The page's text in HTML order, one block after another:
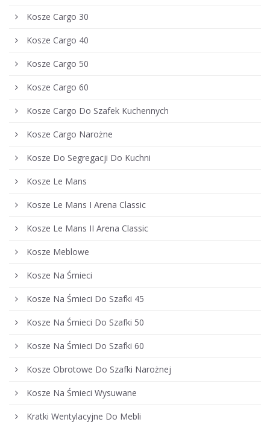
Kosze Cargo 30
Kosze Cargo 40
Kosze Cargo 50
Kosze Cargo 60
Kosze Cargo Do Szafek Kuchennych
Kosze Cargo Narożne
Kosze Do Segregacji Do Kuchni
Kosze Le Mans
Kosze Le Mans I Arena Classic
Kosze Le Mans II Arena Classic
Kosze Meblowe
Kosze Na Śmieci
Kosze Na Śmieci Do Szafki 45
Kosze Na Śmieci Do Szafki 50
Kosze Na Śmieci Do Szafki 60
Kosze Obrotowe Do Szafki Narożnej
Kosze Na Śmieci Wysuwane
Kratki Wentylacyjne Do Mebli